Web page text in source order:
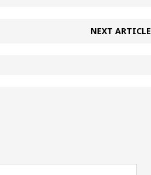
NEXT ARTICLE